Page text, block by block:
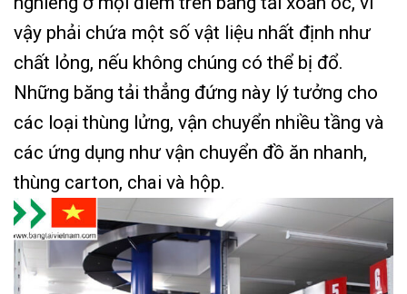
vậy phải chứa một số vật liệu nhất định như
chất lỏng, nếu không chúng có thể bị đổ.
Những băng tải thẳng đứng này lý tưởng cho
các loại thùng lửng, vận chuyển nhiều tầng và
các ứng dụng như vận chuyển đồ ăn nhanh,
thùng carton, chai và hộp.